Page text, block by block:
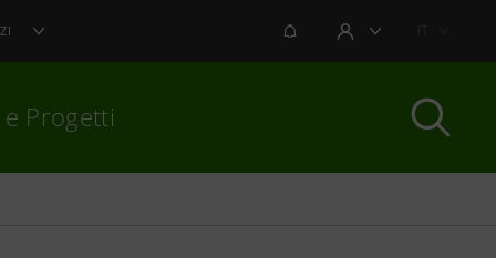
NOTIFICHEAREA UTENTE
e Progetti